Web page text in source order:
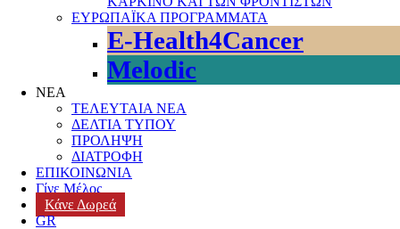
ΕΥΡΩΠΑΪΚΑ ΠΡΟΓΡΑΜΜΑΤΑ
E-Health4Cancer
Melodic
ΝΕΑ
ΤΕΛΕΥΤΑΙΑ ΝΕΑ
ΔΕΛΤΙΑ ΤΥΠΟΥ
ΠΡΟΛΗΨΗ
ΔΙΑΤΡΟΦΗ
ΕΠΙΚΟΙΝΩΝΙΑ
Γίνε Μέλος
Κάνε Δωρεά
GR
COVID-19 παγκοσμίως, ακολουθούμενο μετά από 2 εβδομάδες
από το μέγιστο στον ημερήσιο αριθμό θανάτων (14.400).
Έπειτα, άρχισε μείωση στον αριθμό των κρουσμάτων και των
θανάτων ως συνέπεια του αυξανόμενων εμβολιασμών παγκοσμίως.
Από τις 16 Μαρτίου, σχεδόν 90 εκατομμύρια άτομα έχουν
εμβολιαστεί κατά του COVID-19, ενώ έχουν χορηγηθεί συνολικά
περίπου 390 εκατομμύρια δόσεις
Κάποιοι ερευνητές είναι αισιόδοξοι-υποστηρίζουν ότι η πανδημία
έχει ήδη κορυφωθεί. Παρότι νέα πανδημικά κύματα αναμένεται να
εμφανιστούν τοπικά,«το χειρότερο σενάριο αποτελεί
παρελθόν»,υποστηρίζει ο Δρ. Ramanan Laxminarayan. Ακόμη, η
μείωση στον αριθμό κρουσμάτων οφείλεται εν μέρει στο μεγάλο
αριθμό ανθρώπων που έχουν ήδη μολυνθεί. Αυτό το φαινόμενο